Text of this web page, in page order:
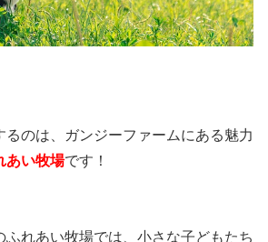
るのは、ガンジーファームにある魅力
あい牧場です！
ふれあい牧場では、小さな子どもたち